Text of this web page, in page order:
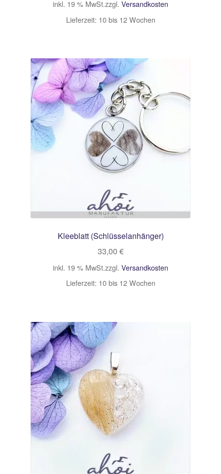
inkl. 19 % MwSt.zzgl. Versandkosten
Lieferzeit: 10 bis 12 Wochen
Kleeblatt (Schlüsselanhänger)
33,00 €
inkl. 19 % MwSt.zzgl. Versandkosten
Lieferzeit: 10 bis 12 Wochen